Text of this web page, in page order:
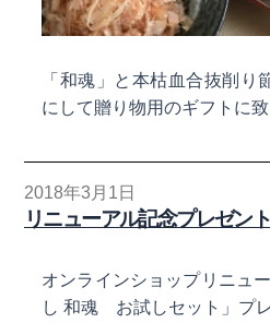
「和魂」と本枯血合抜削り
にして贈り物用のギフトに致
2018年3月1日
リニューアル記念プレゼン
オンラインショップリニュ
し 和魂 お試しセット」プ